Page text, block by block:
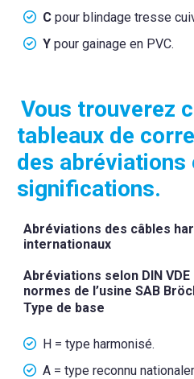
C pour blindage tresse
Y pour gainage en PVC.
Vous trouverez
tableaux de
des abréviations
significations.
Abréviations des câbles
internationaux
Abréviations selon DIN
normes de l’usine SAB
Type de base
H = type harmonisé.
A = type reconnu